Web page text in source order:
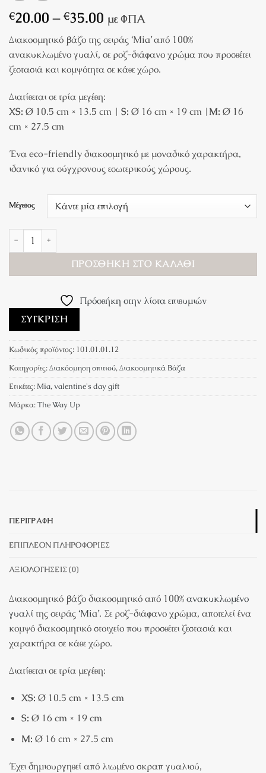
€20.00 – €35.00 Price
range:
€20.00
through
€35.00
με ΦΠΑ
Διακοσμητικό βάζο της σειράς ‘Mia’ από 100%
ανακυκλωμένο γυαλί, σε ροζ-διάφανο χρώμα που προσθέτει
ζεστασιά και κομψότητα σε κάθε χώρο.
Διατίθεται σε τρία μεγέθη:
XS: Ø 10.5 cm × 13.5 cm | S: Ø 16 cm × 19 cm |M: Ø 16
cm × 27.5 cm
Ένα eco-friendly διακοσμητικό με μοναδικό χαρακτήρα,
ιδανικό για σύγχρονους εσωτερικούς χώρους.
Μέγεθος
Διακοσμητικό Βάζο από Ανακυκλωμένο Γυαλί 'Mia' ποσότητα
ΠΡΟΣΘΉΚΗ ΣΤΟ ΚΑΛΆΘΙ
Πρόσθήκη στην λίστα επιθυμιών
ΣΎΓΚΡΙΣΗ
Κωδικός προϊόντος: 101.01.01.12
Κατηγορίες:Διακόσμηση σπιτιού,Διακοσμητικά Bάζα
Ετικέτες: Mia,valentine's day gift
Μάρκα:The Way Up
ΠΕΡΙΓΡΑΦΉ
ΕΠΙΠΛΈΟΝ ΠΛΗΡΟΦΟΡΊΕΣ
ΑΞΙΟΛΟΓΉΣΕΙΣ (0)
Διακοσμητικό βάζο διακοσμητικό από 100%ανακυκλωμένο
γυαλίτης σειράς ‘Mia’. Σε ροζ-διάφανο χρώμα, αποτελεί ένα
κομψό διακοσμητικό στοιχείο που προσθέτει ζεστασιά και
χαρακτήρα σε κάθε χώρο.
Διατίθεται σε τρία μεγέθη:
XS: Ø 10.5 cm × 13.5 cm
S: Ø 16 cm × 19 cm
M: Ø 16 cm × 27.5 cm
Έχει δημιουργηθεί από λιωμένο σκραπ γυαλιού,